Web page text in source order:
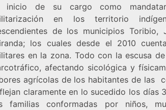
inicio de su cargo como
en los territorio
de los municipios Toribio,
los cuales desde el 2010
en la zona. Todo con la escusa
afectando sicológica y
agrícolas de los habitantes de las
claramente en lo sucedido los días
familias conformadas por niños,